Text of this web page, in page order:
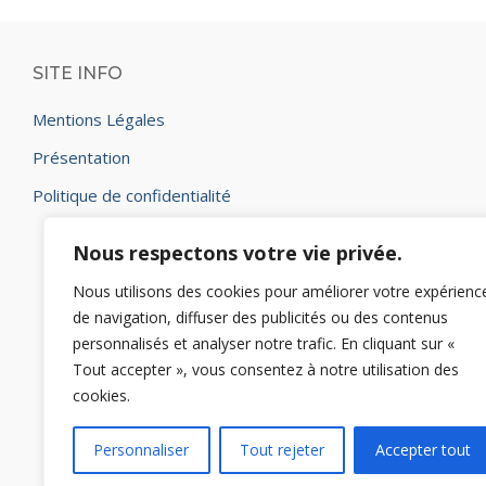
Nous respectons votre vie privée.
Nous utilisons des cookies pour améliorer votre
de navigation, diffuser des publicités ou des contenus
personnalisés et analyser notre trafic. En cliquant sur «
Tout accepter », vous consentez à notre utilisation des
cookies.
Personnaliser Tout rejeter Accepter tout
SITE INFO
Mentions Légales
Présentation
Politique de confidentialité